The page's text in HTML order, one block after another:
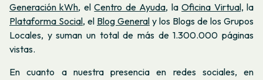
Generación kWh, elCentro de Ayuda, laOficina Virtual, la
Plataforma Social, el Blog General y los Blogs de los Grupos
Locales, y suman un total de más de 1.300.000 páginas
vistas.
En cuanto a nuestra presencia en redes sociales, en